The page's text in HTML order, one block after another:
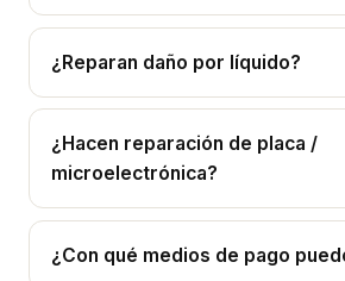
¿Reparan daño por líquido?
¿Hacen reparación de placa /
microelectrónica?
¿Con qué medios de pago